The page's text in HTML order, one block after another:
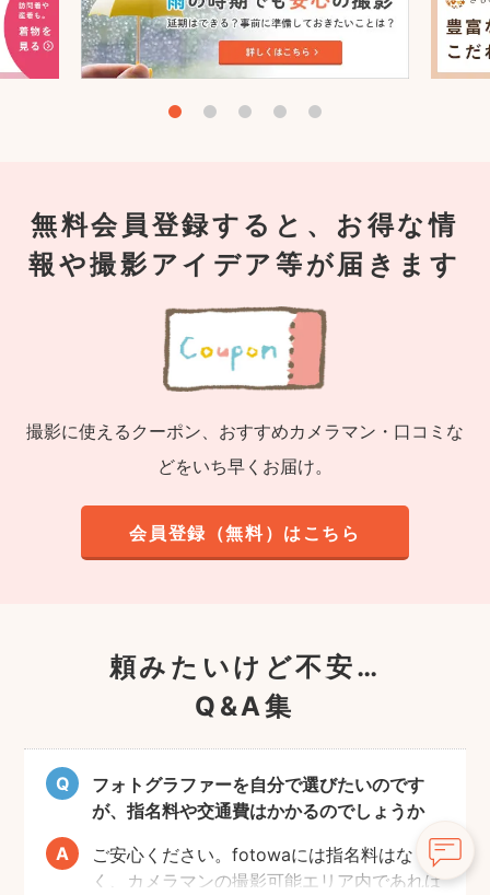
無料会員登録すると、お得な情
報や撮影アイデア等が届きます
撮影に使えるクーポン、おすすめカメラマン・口コミな
どをいち早くお届け。
会員登録（無料）はこちら
頼みたいけど不安…
Q&A集
フォトグラファーを自分で選びたいのです
が、指名料や交通費はかかるのでしょうか
ご安心ください。fotowaには指名料はな
く、カメラマンの撮影可能エリア内であれば